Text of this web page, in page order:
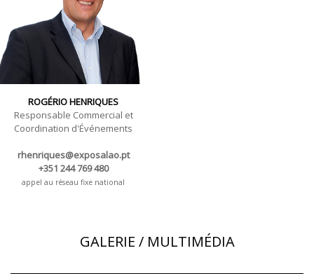
ROGÉRIO HENRIQUES
Responsable Commercial et
Coordination d'Événements
rhenriques@exposalao.pt
+351 244 769 480
appel au réseau fixe national
GALERIE / MULTIMÉDIA